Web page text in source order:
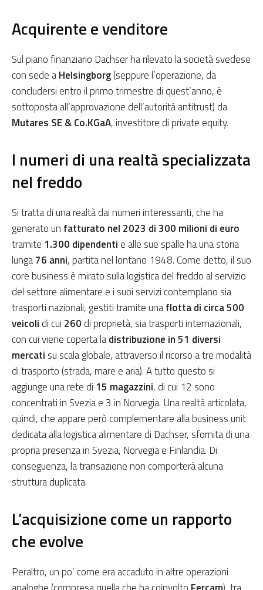
Acquirente e venditore
Sul piano finanziario Dachser ha rilevato la società svedese
con sede aHelsingborg(seppure l’operazione, da
concludersi entro il primo trimestre di quest’anno, è
sottoposta all’approvazione dell’autorità antitrust) da
Mutares SE & Co.KGaA, investitore di private equity.
I numeri di una realtà specializzata
nel freddo
Si tratta di una realtà dai numeri interessanti, che ha
generato un fatturato nel 2023 di 300 milioni di euro
tramite 1.300 dipendenti e alle sue spalle ha una storia
lunga76 anni, partita nel lontano 1948. Come detto, il suo
core business è mirato sulla logistica del freddo al servizio
del settore alimentare e i suoi servizi contemplano sia
trasporti nazionali, gestiti tramite unaflotta di circa 500
veicoli di cui 260 di proprietà, sia trasporti internazionali,
con cui viene coperta ladistribuzione in 51 diversi
mercati su scala globale, attraverso il ricorso a tre modalità
di trasporto (strada, mare e aria). A tutto questo si
aggiunge una rete di 15 magazzini, di cui 12 sono
concentrati in Svezia e 3 in Norvegia. Una realtà articolata,
quindi, che appare però complementare alla business unit
dedicata alla logistica alimentare di Dachser, sfornita di una
propria presenza in Svezia, Norvegia e Finlandia. Di
conseguenza, la transazione non comporterà alcuna
struttura duplicata.
L’acquisizione come un rapporto
che evolve
Peraltro, un po’ come era accaduto in altre operazioni